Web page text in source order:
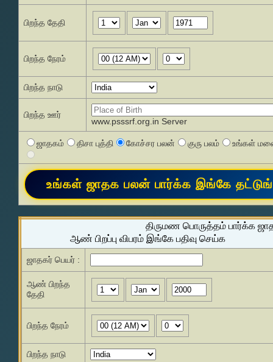
பிறந்த தேதி
பிறந்த நேரம்
பிறந்த நாடு
பிறந்த ஊர்
www.psssrf.org.in Server
ஜாதகம் திசா புத்தி கோச்சர பலன் குரு பலம் உங்கள்
திருமண பொருத்தம் பார்க்க
ஆண் பிறப்பு விபரம் இங்கே பதிவு செய்க
ஜாதகர் பெயர் :
ஆண் பிறந்த
தேதி
பிறந்த நேரம்
பிறந்த நாடு